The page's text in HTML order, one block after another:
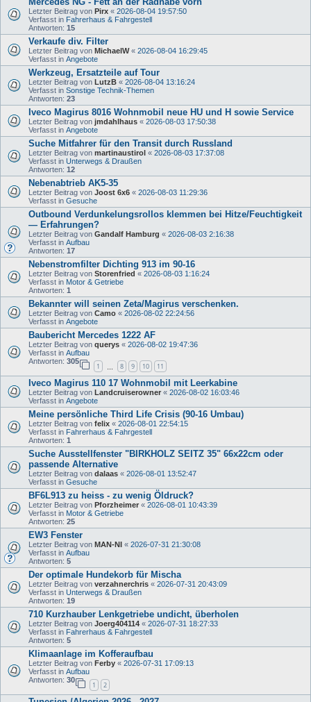
Letzter Beitrag von Pirx « 2026-08-04 19:57:50
Verfasst in Fahrerhaus & Fahrgestell
Antworten: 15
Verkaufe div. Filter
Letzter Beitrag von MichaelW« 2026-08-04 16:29:45
Verfasst in Angebote
Werkzeug, Ersatzteile auf Tour
Letzter Beitrag von LutzB « 2026-08-04 13:16:24
Verfasst in Sonstige Technik-Themen
Antworten: 23
Iveco Magirus 8016 Wohnmobil neue HU und H sowie Service
Letzter Beitrag von jmdahlhaus « 2026-08-03 17:50:38
Verfasst in Angebote
Suche Mitfahrer für den Transit durch Russland
Letzter Beitrag von martinaustirol « 2026-08-03 17:37:08
Verfasst in Unterwegs & Draußen
Antworten: 12
Nebenabtrieb AK5-35
Letzter Beitrag von Joost 6x6 « 2026-08-03 11:29:36
Verfasst in Gesuche
Outbound Verdunkelungsrollos klemmen bei Hitze/Feuchtigkeit
— Erfahrungen?
Letzter Beitrag von Gandalf Hamburg « 2026-08-03 2:16:38
Verfasst in Aufbau
Antworten: 17
Nebenstromfilter Dichting 913 im 90-16
Letzter Beitrag von Storenfried « 2026-08-03 1:16:24
Verfasst in Motor & Getriebe
Antworten: 1
Bekannter will seinen Zeta/Magirus verschenken.
Letzter Beitrag von Camo « 2026-08-02 22:24:56
Verfasst in Angebote
Baubericht Mercedes 1222 AF
Letzter Beitrag von querys « 2026-08-02 19:47:36
Verfasst in Aufbau
Antworten: 305
1 8 9 10 11
Iveco Magirus 110 17 Wohnmobil mit Leerkabine
Letzter Beitrag von Landcruiserowner « 2026-08-02 16:03:46
Verfasst in Angebote
Meine persönliche Third Life Crisis (90-16 Umbau)
Letzter Beitrag von felix « 2026-08-01 22:54:15
Verfasst in Fahrerhaus & Fahrgestell
Antworten: 1
Suche Ausstellfenster "BIRKHOLZ SEITZ 35" 66x22cm oder
passende Alternative
Letzter Beitrag von dalaas « 2026-08-01 13:52:47
Verfasst in Gesuche
BF6L913 zu heiss - zu wenig Öldruck?
Letzter Beitrag von Pforzheimer « 2026-08-01 10:43:39
Verfasst in Motor & Getriebe
Antworten: 25
EW3 Fenster
Letzter Beitrag von MAN-NI « 2026-07-31 21:30:08
Verfasst in Aufbau
Antworten: 5
Der optimale Hundekorb für Mischa
Letzter Beitrag von verzahnerchris « 2026-07-31 20:43:09
Verfasst in Unterwegs & Draußen
Antworten: 19
710 Kurzhauber Lenkgetriebe undicht, überholen
Letzter Beitrag von Joerg404114 « 2026-07-31 18:27:33
Verfasst in Fahrerhaus & Fahrgestell
Antworten: 5
Klimaanlage im Kofferaufbau
Letzter Beitrag von Ferby « 2026-07-31 17:09:13
Verfasst in Aufbau
Antworten: 30
1 2